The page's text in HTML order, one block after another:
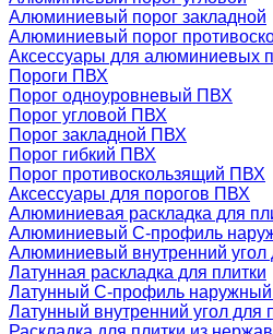
Алюминиевый порог закладной
Алюминиевый порог
Аксессуары для алюминиевых
Пороги ПВХ
Порог одноуровневый ПВХ
Порог угловой ПВХ
Порог закладной ПВХ
Порог гибкий ПВХ
Порог противоскользящий ПВХ
Аксессуары для порогов ПВХ
Алюминиевая раскладка для
Алюминиевый С-профиль
Алюминиевый внутренний угол
Латунная раскладка для плитки
Латунный С-профиль наружный
Латунный внутренний угол для